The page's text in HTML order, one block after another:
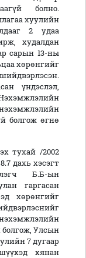
болно.
хуулийн
2 удаа
худалдан
сарын 13-ны
хөрөнгийг
үндэслэл,
болгож өгнө
тухай /2002
дахь хэсэгт
Б.Б-ын
гаргасан
хөрөнгийг
болгож, Улсын
7 дугаар
хянан